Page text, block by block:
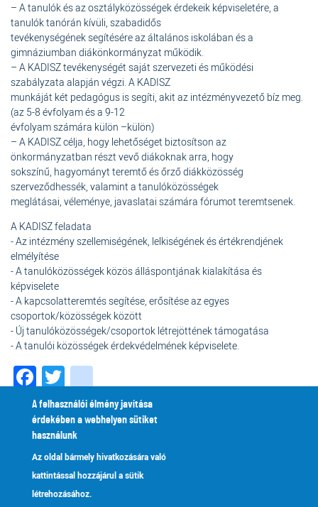
– A tanulók és az osztályközösségek érdekeik képviseletére, a
tanulók tanórán kívüli, szabadidős
tevékenységének segítésére az általános iskolában és a
gimnáziumban diákönkormányzat működik.
– A KADISZ tevékenységét saját szervezeti és működési
szabályzata alapján végzi. A KADISZ
munkáját két pedagógus is segíti, akit az intézményvezető bíz meg.
(az 5-8 évfolyam és a 9-12
évfolyam számára külön –külön)
– A KADISZ célja, hogy lehetőséget biztosítson az
önkormányzatban részt vevő diákoknak arra, hogy
sokszínű, hagyományt teremtő és őrző diákközösség
szerveződhessék, valamint a tanulóközösségek
meglátásai, véleménye, javaslatai számára fórumot teremtsenek.
A KADISZ feladata
- Az intézmény szellemiségének, lelkiségének és értékrendjének
elmélyítése
- A tanulóközösségek közös álláspontjának kialakítása és
képviselete
- A kapcsolatteremtés segítése, erősítése az egyes
csoportok/közösségek között
- Új tanulóközösségek/csoportok létrejöttének támogatása
- A tanulói közösségek érdekvédelmének képviselete.
Facebook
Twitter
Tanítók és tanárok
Karolina
Óvoda, Általános Iskola, Gimnázium,
Alapfokú Művészeti Iskola és Kollégium
6725 Szeged, Szentháromság u. 70-76.
A felhasználói élmény javítása
érdekében a webhelyen sütiket
használunk
Az oldal bármely hivatkozására való
kattintással hozzájárul a sütik
létrehozásához.